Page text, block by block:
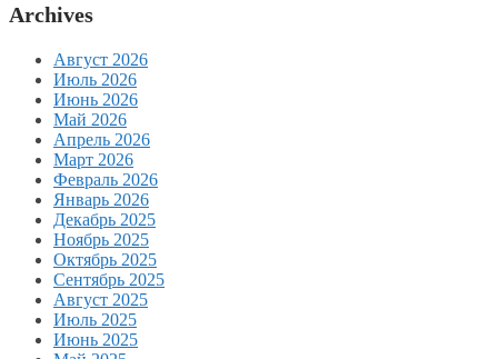
Archives
Август 2026
Июль 2026
Июнь 2026
Май 2026
Апрель 2026
Март 2026
Февраль 2026
Январь 2026
Декабрь 2025
Ноябрь 2025
Октябрь 2025
Сентябрь 2025
Август 2025
Июль 2025
Июнь 2025